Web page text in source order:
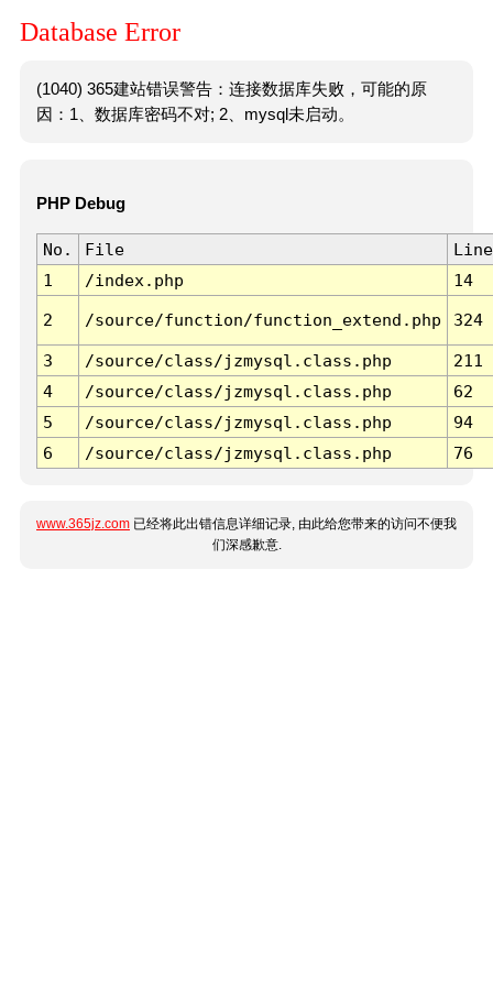
Database Error
(1040) 365建站错误警告：连接数据库失败，可能的原
因：1、数据库密码不对; 2、mysql未启动。
PHP Debug
No. File
Line
1
/index.php 14
2 /source/function/function_extend.php 324
3 /source/class/jzmysql.class.php
211
4
/source/class/jzmysql.class.php
62
5
/source/class/jzmysql.class.php
94
6
/source/class/jzmysql.class.php 76
www.365jz.com 已经将此出错信息详细记录, 由此给您带来的访问不便我
们深感歉意.